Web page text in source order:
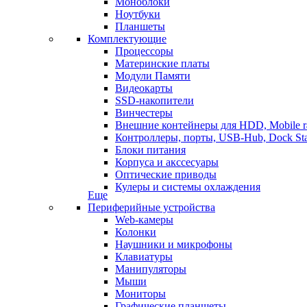
Ноутбуки
Планшеты
Комплектующие
Процессоры
Материнские платы
Модули Памяти
Видеокарты
SSD-накопители
Винчестеры
Внешние контейнеры для HDD, Mobile
Контроллеры, порты, USB-Hub, Dock
Блоки питания
Корпуса и акссесуары
Оптические приводы
Кулеры и системы охлаждения
Еще
Периферийные устройства
Web-камеры
Колонки
Наушники и микрофоны
Клавиатуры
Манипуляторы
Мыши
Мониторы